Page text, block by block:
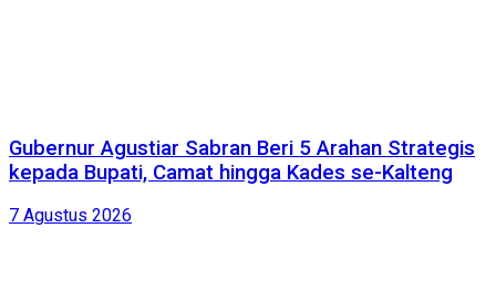
Gubernur Agustiar Sabran Beri 5 Arahan Strategis
kepada Bupati, Camat hingga Kades se-Kalteng
7 Agustus 2026